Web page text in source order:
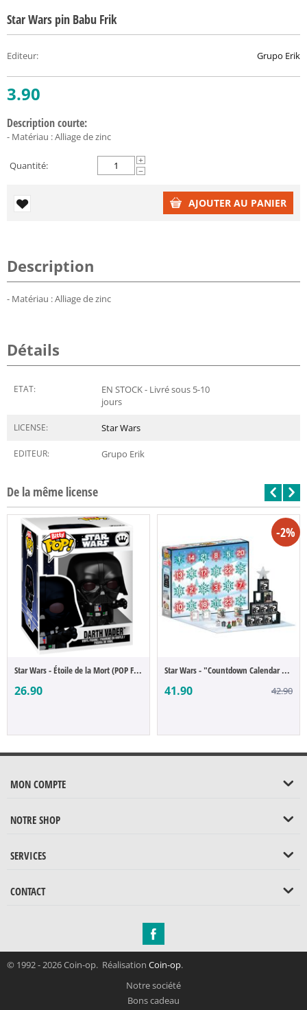
Star Wars pin Babu Frik
Editeur: Grupo Erik
3.90
Description courte:
- Matériau : Alliage de zinc
Quantité:
+
−
AJOUTER AU PANIER
Description
- Matériau : Alliage de zinc
Détails
ETAT:
EN STOCK - Livré sous 5-10
jours
LICENSE: Star Wars
EDITEUR: Grupo Erik
De la même license
Star Wars - Étoile de la Mort (POP Figure...
26.90
-2%
Star Wars - "Countdown Calendar Star Wars...
41.90 42.90
MON COMPTE
NOTRE SHOP
SERVICES
CONTACT
© 1992 - 2026 Coin-op. Réalisation Coin-op.
Notre société
Bons cadeau